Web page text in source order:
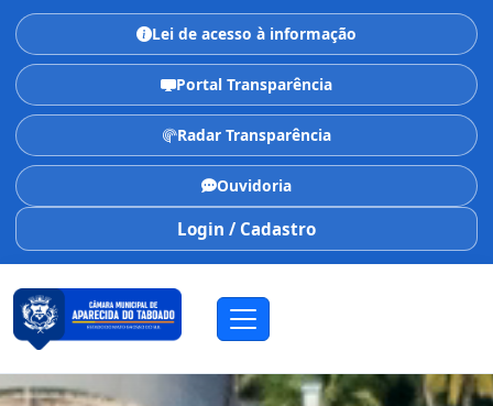
Lei de acesso à informação
Portal Transparência
Radar Transparência
Ouvidoria
Login / Cadastro